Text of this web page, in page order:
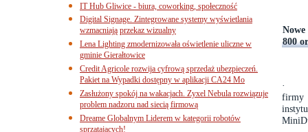
800
·
firmy
IT Hub Gliwice - biura, coworking, społeczność
Digital Signage. Zintegrowane systemy wyświetlania
wzmacniają przekaz wizualny
Lena Lighting zmodernizowała oświetlenie uliczne w
gminie Gierałtowice
Credit Agricole rozwija cyfrową sprzedaż ubezpieczeń.
Pakiet na Wypadki dostępny w aplikacji CA24 Mo
Zasłużony spokój na wakacjach. Zyxel Nebula rozwiązuje
problem nadzoru nad siecią firmową
Dreame Globalnym Liderem w kategorii robotów